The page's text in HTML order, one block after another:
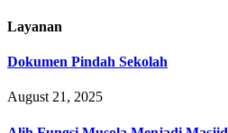
Layanan
Dokumen Pindah Sekolah
August 21, 2025